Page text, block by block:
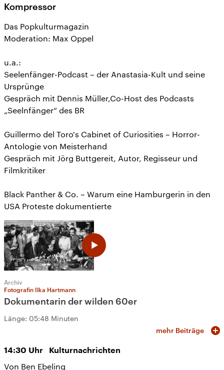
Kompressor
Das Popkulturmagazin
Moderation: Max Oppel
u.a.:
Seelenfänger-Podcast – der Anastasia-Kult und seine
Ursprünge
Gespräch mit Dennis Müller,Co-Host des Podcasts
„Seelnfänger“ des BR
Guillermo del Toro's Cabinet of Curiosities – Horror-
Antologie von Meisterhand
Gespräch mit Jörg Buttgereit, Autor, Regisseur und
Filmkritiker
Black Panther & Co. – Warum eine Hamburgerin in den
USA Proteste dokumentierte
Archiv
Fotografin Ilka Hartmann
Dokumentarin der wilden 60er
Länge: 05:48 Minuten
mehr Beiträge
14:30 Uhr Kulturnachrichten
Von Ben Ebeling